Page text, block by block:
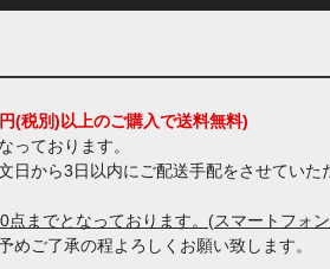
(税別)以上のご購入で送料無料)
っております。
日から3日以内にご配送手配をさせていた
点までとなっております。(スマートフォ
めご了承の程よろしくお願い致します。